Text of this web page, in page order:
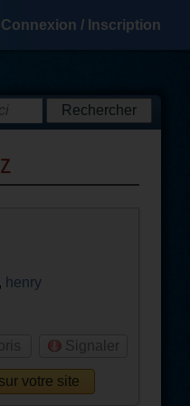
Connexion / Inscription
, henry
Signaler
votre site